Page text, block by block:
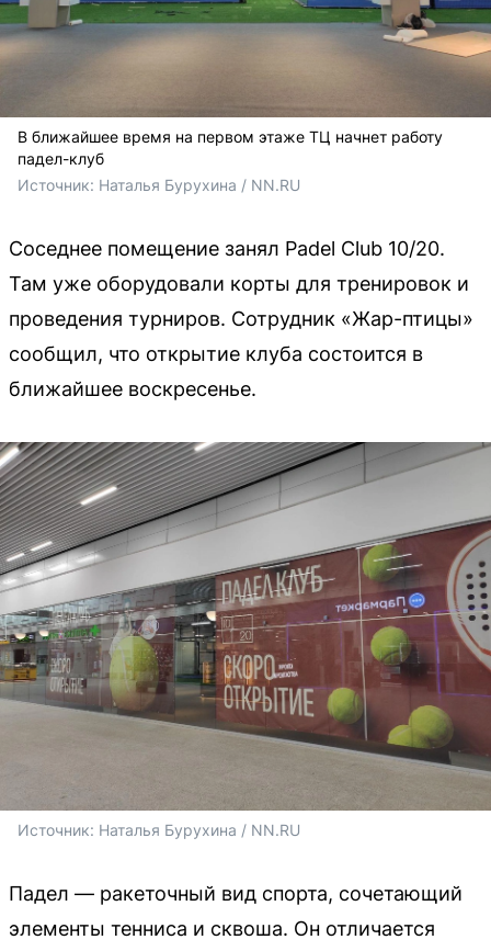
В ближайшее время на первом этаже ТЦ начнет работу
падел-клуб
Источник: Наталья Бурухина / NN.RU
Соседнее помещение занял Padel Club 10/20.
Там уже оборудовали корты для тренировок и
проведения турниров. Сотрудник «Жар-птицы»
сообщил, что открытие клуба состоится в
ближайшее воскресенье.
Источник: Наталья Бурухина / NN.RU
Падел — ракеточный вид спорта, сочетающий
элементы тенниса и сквоша. Он отличается